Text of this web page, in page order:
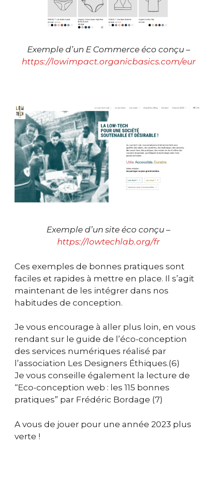
Exemple d’un E Commerce éco conçu –
https://lowimpact.organicbasics.com/eur
Exemple d’un site éco conçu –
https://lowtechlab.org/fr
Ces exemples de bonnes pratiques sont
faciles et rapides à mettre en place. Il s’agit
maintenant de les intégrer dans nos
habitudes de conception.
Je vous encourage à aller plus loin, en vous
rendant sur le guide de l’éco-conception
des services numériques réalisé par
l’association Les Designers Éthiques.(6)
Je vous conseille également la lecture de
“Eco-conception web : les 115 bonnes
pratiques” par Frédéric Bordage (7)
A vous de jouer pour une année 2023 plus
verte !